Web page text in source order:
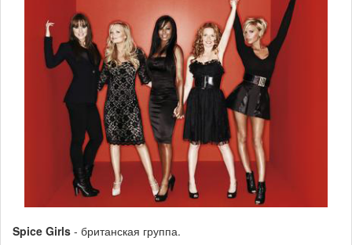
Spice Girls - британская группа.